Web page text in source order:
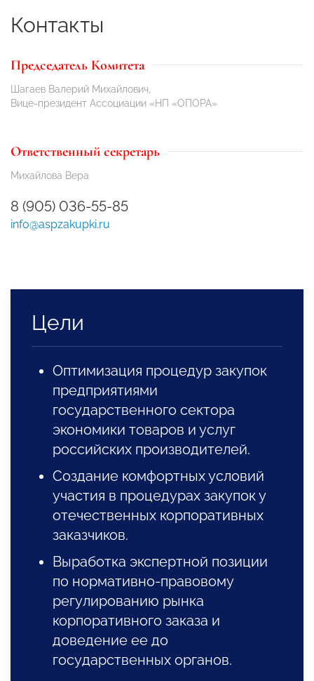
Контакты
Председатель Комитета
Шагаев Валерий Михайлович,
Вице-президент Ассоциации «НП «ОПОРА»
Ответственный секретарь
Михайлова Вера
8 (905) 036-55-85
info@aspzakupki.ru
Цели
Оптимизация процедур закупок
предприятиями
государственного сектора
экономики товаров и услуг
российских производителей.
Создание комфортных условий
участия в процедурах закупок у
отечественных корпоративных
заказчиков.
Выработка экспертной позиции
по нормативно-правовому
регулированию рынка
корпоративного заказа и
доведение ее до
государственных органов.